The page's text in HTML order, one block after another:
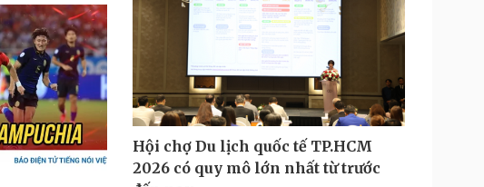
Hội chợ Du lịch quốc tế TP.HCM
2026 có quy mô lớn nhất từ trước